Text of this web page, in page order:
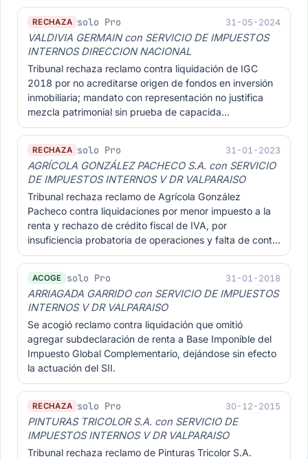
RECHAZA solo Pro 31-05-2024
VALDIVIA GERMAIN con SERVICIO DE IMPUESTOS
INTERNOS DIRECCION NACIONAL
Tribunal rechaza reclamo contra liquidación de IGC
2018 por no acreditarse origen de fondos en inversión
inmobiliaria; mandato con representación no justifica
mezcla patrimonial sin prueba de capacida…
RECHAZA solo Pro 31-01-2023
AGRÍCOLA GONZÁLEZ PACHECO S.A. con SERVICIO
DE IMPUESTOS INTERNOS V DR VALPARAISO
Tribunal rechaza reclamo de Agrícola González
Pacheco contra liquidaciones por menor impuesto a la
renta y rechazo de crédito fiscal de IVA, por
insuficiencia probatoria de operaciones y falta de cont…
ACOGE solo Pro 31-01-2018
ARRIAGADA GARRIDO con SERVICIO DE IMPUESTOS
INTERNOS V DR VALPARAISO
Se acogió reclamo contra liquidación que omitió
agregar subdeclaración de renta a Base Imponible del
Impuesto Global Complementario, dejándose sin efecto
la actuación del SII.
RECHAZA solo Pro 30-12-2015
PINTURAS TRICOLOR S.A. con SERVICIO DE
IMPUESTOS INTERNOS V DR VALPARAISO
Tribunal rechaza reclamo de Pinturas Tricolor S.A.